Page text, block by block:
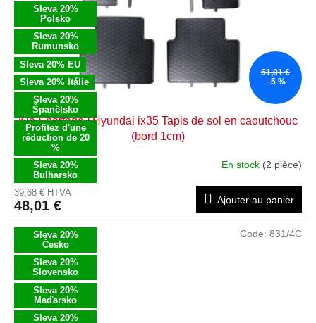
Sleva 20%
Polsko
Sleva 20%
Rumunsko
Sleva 20% EU
Sleva 20% Itálie
Sleva 20%
Španělsko
Profitez d'une
réduction de 20
%
Sleva 20%
Bulharsko
51,01 €
–5 %
Kia Sportage / Hyundai ix35 Tapis de sol en caoutchouc
(bord 1cm)
En stock (2 pièce)
39,68 € HTVA
48,01 € Ajouter au panier
Sleva 20%
Česko
Sleva 20%
Slovensko
Sleva 20%
Maďarsko
Sleva 20%
Code: 831/4C